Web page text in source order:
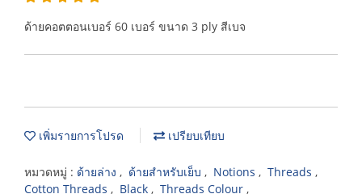
ด้ายคอตตอนเบอร์ 60 เบอร์ ขนาด 3 ply สีเบจ
เพิ่มรายการโปรด เปรียบเทียบ
หมวดหมู่ : ด้ายล่าง , ด้ายสำหรับเย็บ , Notions , Threads ,
Cotton Threads , Black , Threads Colour ,